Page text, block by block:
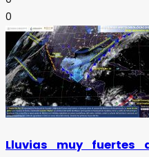
0
Lluvias muy fuertes